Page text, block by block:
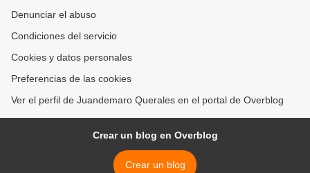
Denunciar el abuso
Condiciones del servicio
Cookies y datos personales
Preferencias de las cookies
Ver el perfil de Juandemaro Querales en el portal de Overblog
Crear un blog en Overblog
Crear un blog